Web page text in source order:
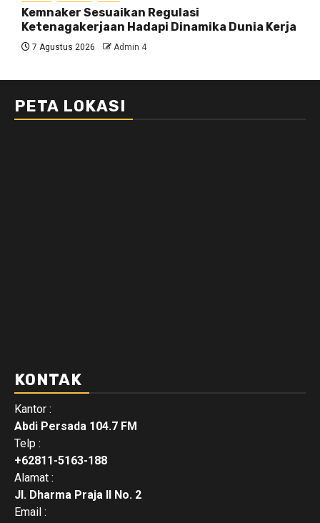
Kemnaker Sesuaikan Regulasi
Ketenagakerjaan Hadapi Dinamika Dunia Kerja
7 Agustus 2026 Admin 4
PETA LOKASI
KONTAK
Kantor :
Abdi Persada 104.7 FM
Telp :
+62811-5163-188
Alamat :
Jl. Dharma Praja II No. 2
Email :